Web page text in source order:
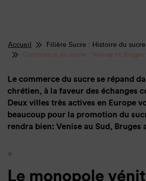
Accueil
Filière Sucre : Histoire du sucre
Commerce du sucre : Venise et Bruges
Le commerce du sucre se répand
chrétien, à la faveur des échanges
Deux villes très actives en Europe
beaucoup pour la promotion du
rendra bien: Venise au Sud, Bruges
Le monopole